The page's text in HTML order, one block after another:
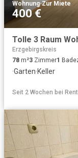
Wohnung·Zur Miete
400 €
Tolle 3 Raum
Erzgebirgskreis
78 m²3 Zimmer1
·Garten·Keller
Seit 2 Wochen bei